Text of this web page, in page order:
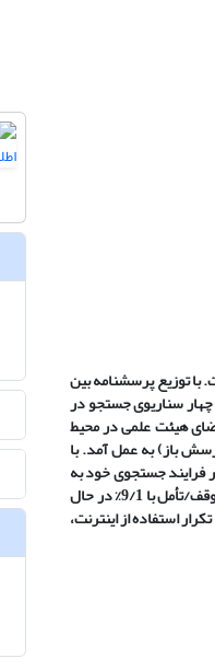
توزیع پرسشنامه بین
چهار سناریوی جستجو در
هیئت علمی در محیط
باز) به عمل آمد. با
فرایند جستجوی خود به
در حال
استفاده از اینترنت،